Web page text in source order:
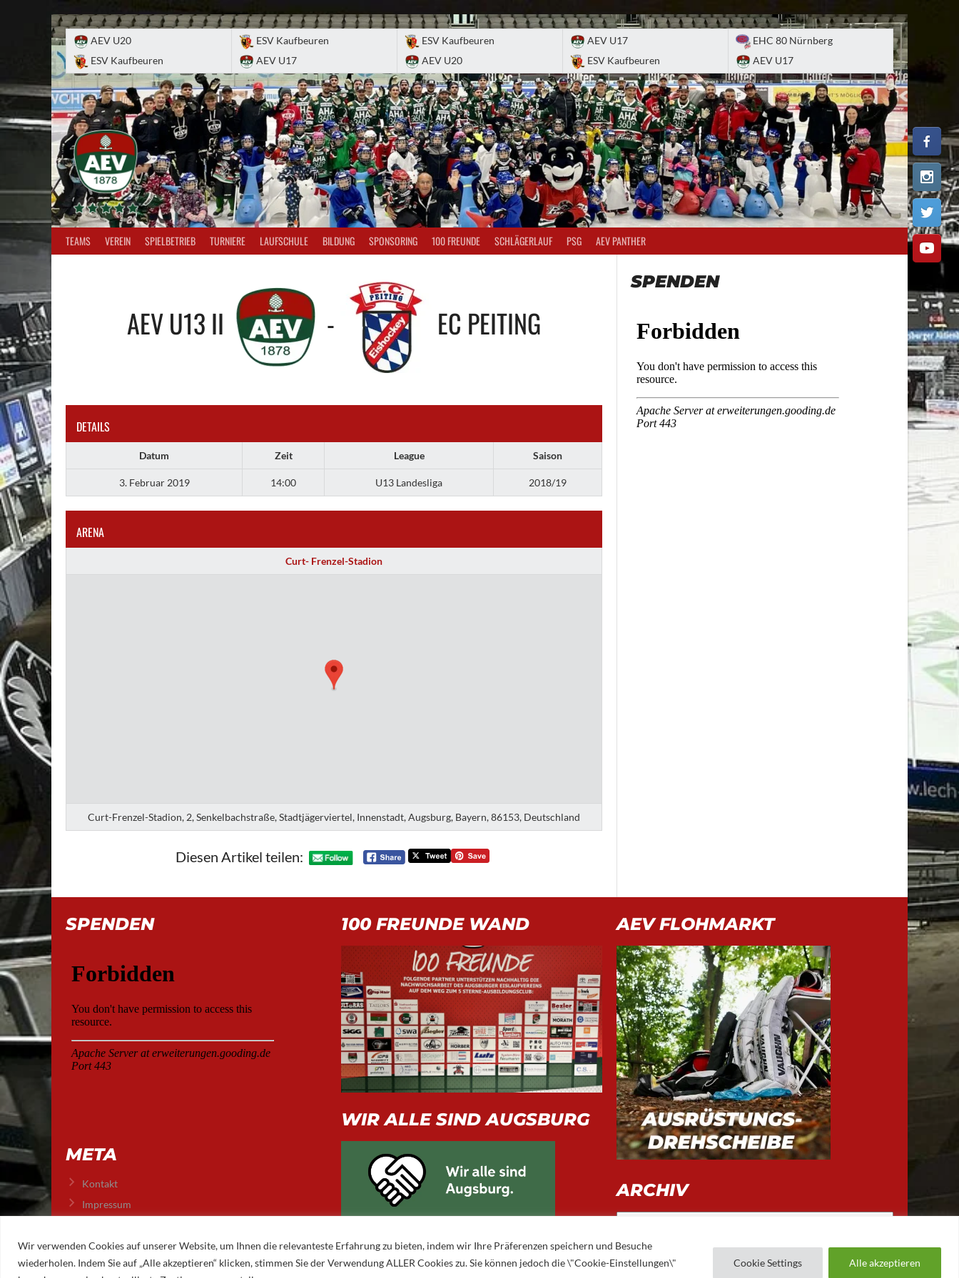
Wir verwenden Cookies auf unserer Website, um Ihnen die relevanteste Erfahrung zu bieten, indem wir Ihre Präferenzen speichern und Besuche
wiederholen. Indem Sie auf „Alle akzeptieren“ klicken, stimmen Sie der Verwendung ALLER Cookies zu. Sie können jedoch die \"Cookie-Einstellungen\"
Cookie Settings Alle akzeptieren
AEV U20
ESV Kaufbeuren
ESV Kaufbeuren
AEV U17
ESV Kaufbeuren
AEV U20
AEV U17
ESV Kaufbeuren
EHC 80 Nürnberg
AEV U17
TEAMS VEREIN SPIELBETRIEB TURNIERE LAUFSCHULE BILDUNG SPONSORING 100 FREUNDE SCHLÄGERLAUF PSG AEV PANTHER
AEV U13 II - EC PEITING
DETAILS
Datum Zeit League Saison
3. Februar 2019 14:00 U13 Landesliga 2018/19
ARENA
Curt- Frenzel-Stadion
Curt-Frenzel-Stadion, 2, Senkelbachstraße, Stadtjägerviertel, Innenstadt, Augsburg, Bayern, 86153, Deutschland
Diesen Artikel teilen:
SPENDEN
SPENDEN
META
Kontakt
Impressum
100 FREUNDE WAND
WIR ALLE SIND AUGSBURG
AEV FLOHMARKT
ARCHIV
Archiv
© 2026 AUGSBURGER EISLAUFVEREIN E.V. AUGSBURGER EV